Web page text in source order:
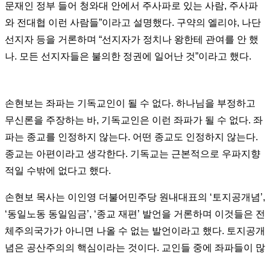
문재인 정부 들어 청와대 안에서 주사파로 있는 사람, 주사파
와 전대협 이런 사람들”이라고 설명했다. 구약의 엘리야, 나단
선지자 등을 거론하며 “선지자가 정치나 왕한테 관여를 안 했
나. 모든 선지자들은 불의한 정권에 일어난 것”이라고 했다.
손현보는 좌파는 기독교인이 될 수 없다. 하나님을 부정하고
무신론을 주장하는 바, 기독교인은 이런 좌파가 될 수 없다. 좌
파는 종교를 인정하지 않는다. 어떤 종교도 인정하지 않는다.
종교는 아편이라고 생각한다. 기독교는 근본적으로 우파지향
적일 수밖에 없다고 했다.
손현보 목사는 이인영 더불어민주당 원내대표의 ‘토지공개념’,
‘동일노동 동일임금’, ‘종교 재편’ 발언을 거론하며 이것들은 전
체주의국가가 아니면 나올 수 없는 발언이라고 했다. 토지공개
념은 공산주의의 핵심이라는 것이다. 교인들 중에 좌파들이 많